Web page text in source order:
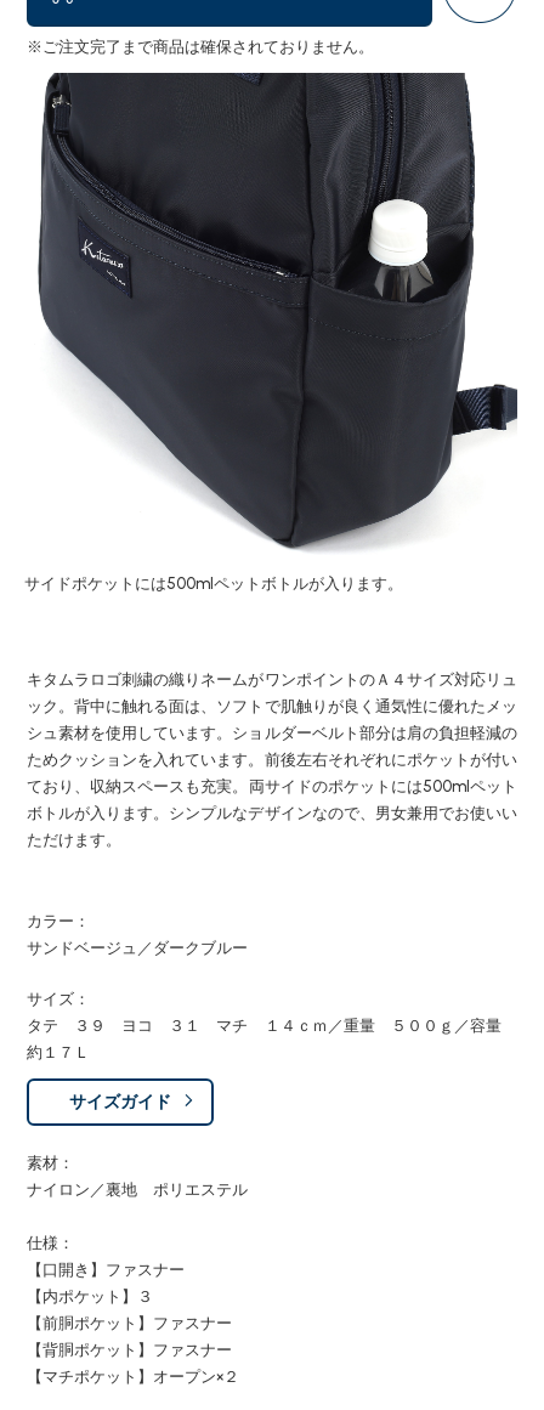
※ご注文完了まで商品は確保されておりません。
サイドポケットには500mlペットボトルが入ります。
キタムラロゴ刺繍の織りネームがワンポイントのＡ４サイズ対応リュ
ック。背中に触れる面は、ソフトで肌触りが良く通気性に優れたメッ
シュ素材を使用しています。ショルダーベルト部分は肩の負担軽減の
ためクッションを入れています。前後左右それぞれにポケットが付い
ており、収納スペースも充実。両サイドのポケットには500mlペット
ボトルが入ります。シンプルなデザインなので、男女兼用でお使いい
ただけます。
カラー：
サンドベージュ／ダークブルー
サイズ：
タテ ３９ ヨコ ３１ マチ １４ｃｍ／重量 ５００ｇ／容量
約１７Ｌ
サイズガイド
素材：
ナイロン／裏地 ポリエステル
仕様：
【口開き】ファスナー
【内ポケット】３
【前胴ポケット】ファスナー
【背胴ポケット】ファスナー
【マチポケット】オープン×２